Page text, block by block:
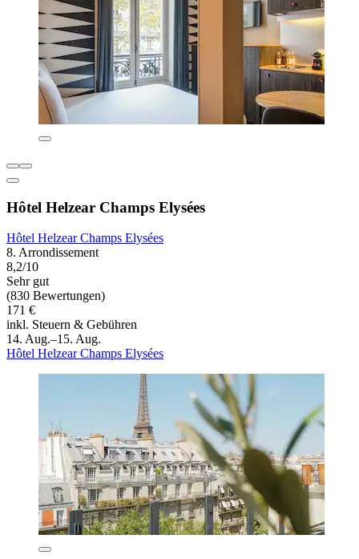
Hôtel Helzear Champs Elysées
Hôtel Helzear Champs Elysées
8. Arrondissement
8,2/10
Sehr gut
(830 Bewertungen)
171 €
inkl. Steuern & Gebühren
14. Aug.–15. Aug.
Hôtel Helzear Champs Elysées